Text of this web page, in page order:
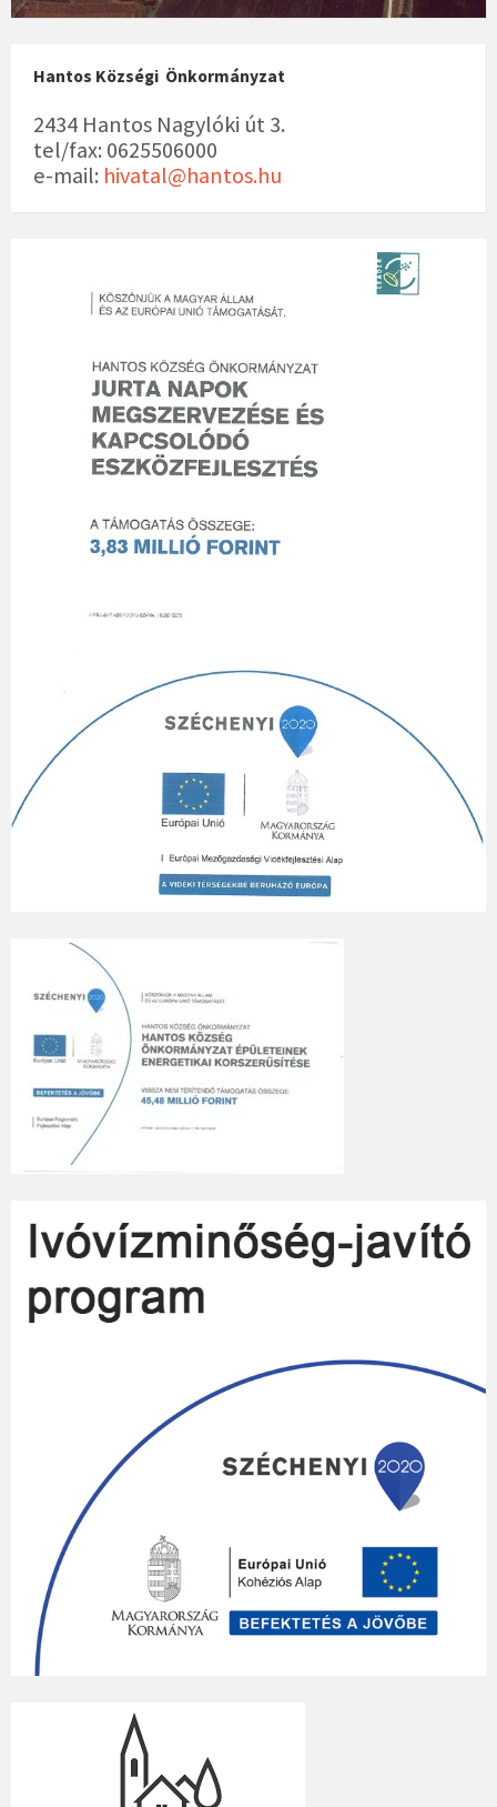
Hantos Községi Önkormányzat
2434 Hantos Nagylóki út 3.
tel/fax: 0625506000
e-mail: hivatal@hantos.hu